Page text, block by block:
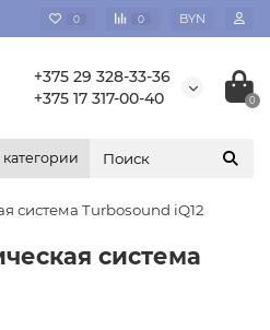
0 0 BYN
+375 29 328-33-36
+375 17 317-00-40
0
категории
система Turbosound iQ12
система